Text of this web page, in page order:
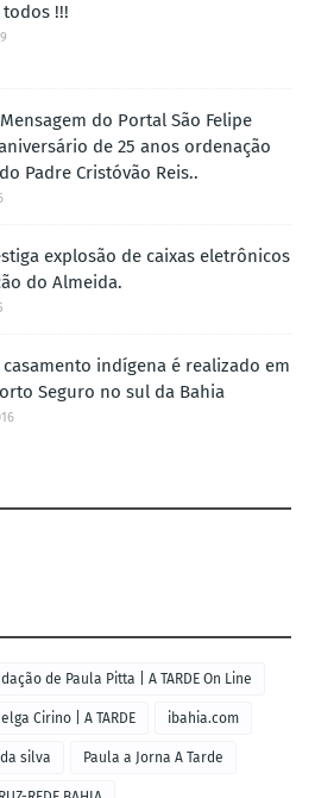
!!!
do Portal São Felipe
de 25 anos ordenação
Padre Cristóvão Reis..
explosão de caixas eletrônicos
do Almeida.
indígena é realizado em
Seguro no sul da Bahia
de Paula Pitta | A TARDE On Line
Cirino | A TARDE ibahia.com
silva Paula a Jorna A Tarde